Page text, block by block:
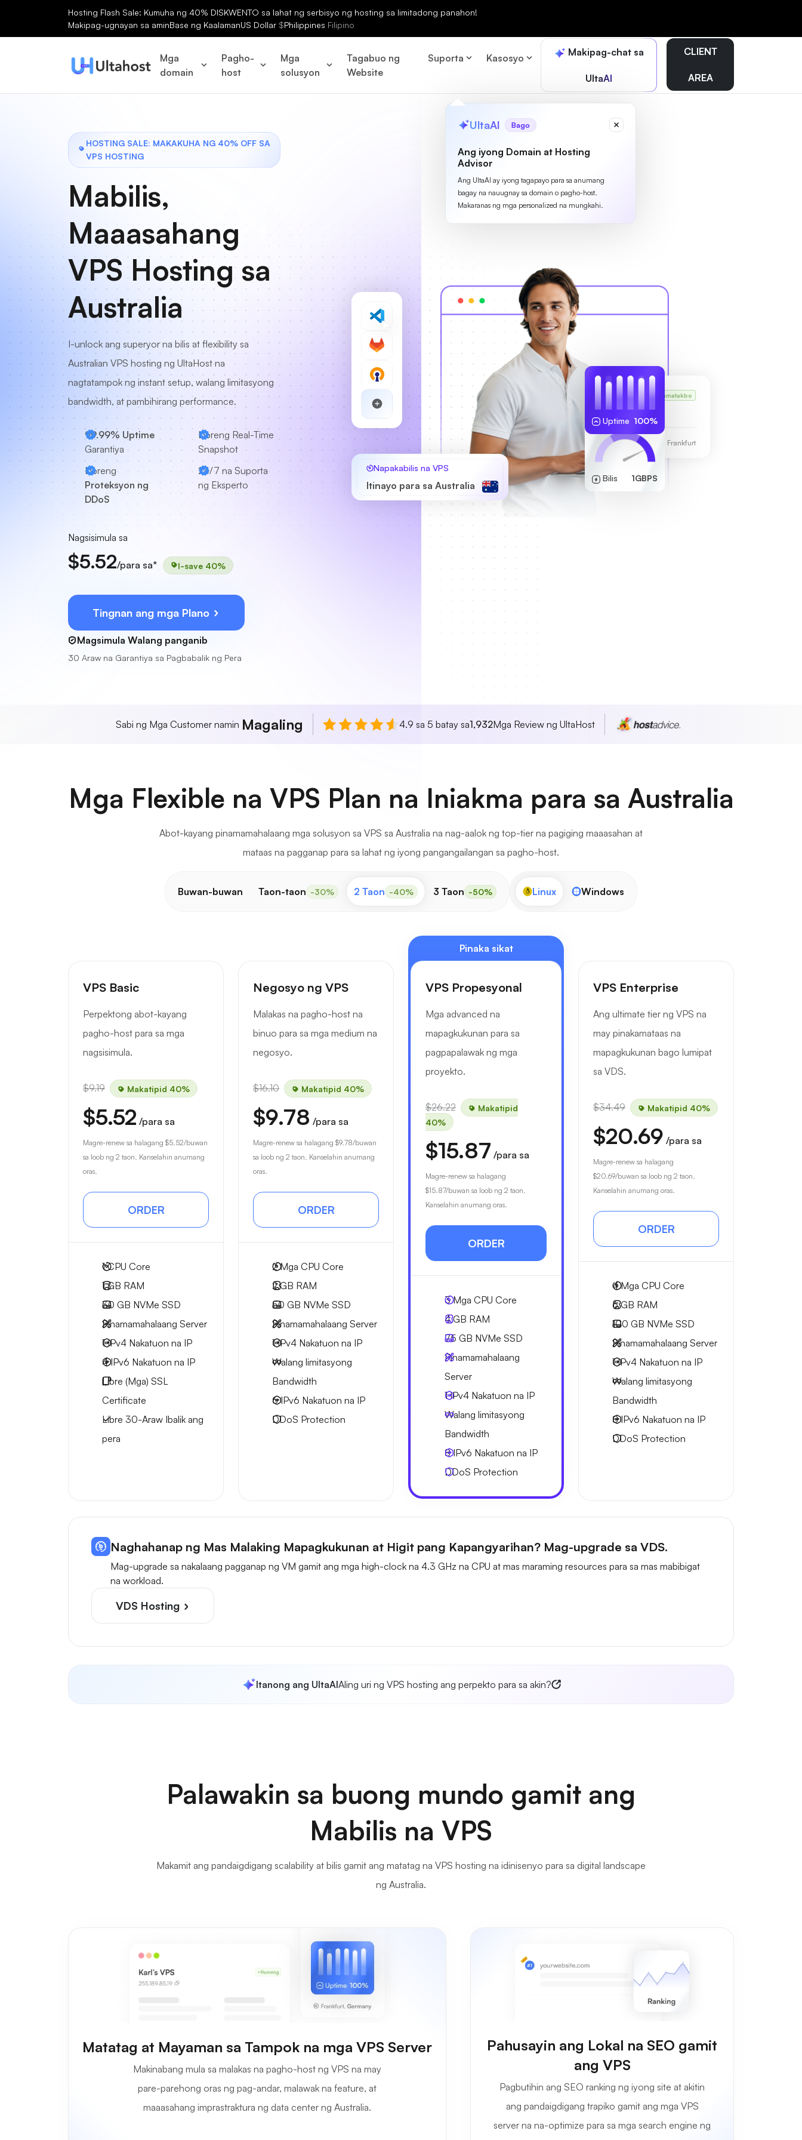
Hosting Flash Sale: Kumuha ng 40% DISKWENTO sa lahat ng serbisyo ng hosting sa limitadong panahon!
Makipag-ugnayan sa aminBase ng KaalamanUS Dollar $Philippines Filipino
Mga
domain
Pagho-
host
Mga
solusyon
Tagabuo ng
Website
Suporta Kasosyo Makipag-chat sa
UltaAI
UltaAI Bago
Ang iyong Domain at Hosting
Advisor
Ang UltaAI ay iyong tagapayo para sa anumang
bagay na nauugnay sa domain o pagho-host.
Makaranas ng mga personalized na mungkahi.
CLIENT
AREA
HOSTING SALE: MAKAKUHA NG 40% OFF SA
VPS HOSTING
Mabilis,
Maaasahang
VPS Hosting sa
Australia
I-unlock ang superyor na bilis at flexibility sa
Australian VPS hosting ng UltaHost na
nagtatampok ng instant setup, walang limitasyong
bandwidth, at pambihirang performance.
99.99% Uptime
Garantiya
Libreng Real-Time
Snapshot
Libreng
Proteksyon ng
DDoS
24/7 na Suporta
ng Eksperto
Nagsisimula sa
$5.52/para sa* I-save 40%
Tingnan ang mga Plano
Magsimula Walang panganib
30 Araw na Garantiya sa Pagbabalik ng Pera
VPS ni Karl Tumatakbo
255.189.85.19
Sentro ng Data ng Frankfurt
Bilis 1GBPS
Uptime 100%
Napakabilis na VPS
Itinayo para sa Australia
Sabi ng Mga Customer namin Magaling 4.9 sa 5 batay sa1,932Mga Review ng UltaHost
Mga Flexible na VPS Plan na Iniakma para sa Australia
Abot-kayang pinamamahalaang mga solusyon sa VPS sa Australia na nag-aalok ng top-tier na pagiging maaasahan at
mataas na pagganap para sa lahat ng iyong pangangailangan sa pagho-host.
Buwan-buwan Taon-taon -30% 2 Taon -40% 3 Taon -50% Linux Windows
VPS Basic
Perpektong abot-kayang
pagho-host para sa mga
nagsisimula.
$9.19 Makatipid 40%
$5.52 /para sa
Magre-renew sa halagang $5.52/buwan
sa loob ng 2 taon. Kanselahin anumang
oras.
ORDER
1CPU Core
1 GB RAM
30 GB NVMe SSD
Pinamamahalaang Server
1 IPv4 Nakatuon na IP
4 IPv6 Nakatuon na IP
Libre (Mga) SSL
Certificate
Libre 30-Araw Ibalik ang
pera
Negosyo ng VPS
Malakas na pagho-host na
binuo para sa mga medium na
negosyo.
$16.10 Makatipid 40%
$9.78 /para sa
Magre-renew sa halagang $9.78/buwan
sa loob ng 2 taon. Kanselahin anumang
oras.
ORDER
2Mga CPU Core
2 GB RAM
50 GB NVMe SSD
Pinamamahalaang Server
1 IPv4 Nakatuon na IP
Walang limitasyong
Bandwidth
6 IPv6 Nakatuon na IP
DDoS Protection
Pinaka sikat
VPS Propesyonal
Mga advanced na
mapagkukunan para sa
pagpapalawak ng mga
proyekto.
$26.22
Makatipid
40%
$15.87 /para sa
Magre-renew sa halagang
$15.87/buwan sa loob ng 2 taon.
Kanselahin anumang oras.
ORDER
3Mga CPU Core
4 GB RAM
75 GB NVMe SSD
Pinamamahalaang
Server
1 IPv4 Nakatuon na IP
Walang limitasyong
Bandwidth
8 IPv6 Nakatuon na IP
DDoS Protection
VPS Enterprise
Ang ultimate tier ng VPS na
may pinakamataas na
mapagkukunan bago lumipat
sa VDS.
$34.49 Makatipid 40%
$20.69 /para sa
Magre-renew sa halagang
$20.69/buwan sa loob ng 2 taon.
Kanselahin anumang oras.
ORDER
4Mga CPU Core
6 GB RAM
100 GB NVMe SSD
Pinamamahalaang Server
1 IPv4 Nakatuon na IP
Walang limitasyong
Bandwidth
8 IPv6 Nakatuon na IP
DDoS Protection
Naghahanap ng Mas Malaking Mapagkukunan at Higit pang Kapangyarihan? Mag-upgrade sa VDS.
Mag-upgrade sa nakalaang pagganap ng VM gamit ang mga high-clock na 4.3 GHz na CPU at mas maraming resources para sa mas mabibigat
na workload.
VDS Hosting
Itanong ang UltaAIAling uri ng VPS hosting ang perpekto para sa akin?
Palawakin sa buong mundo gamit ang
Mabilis na VPS
Makamit ang pandaigdigang scalability at bilis gamit ang matatag na VPS hosting na idinisenyo para sa digital landscape
ng Australia.
Matatag at Mayaman sa Tampok na mga VPS Server
Makinabang mula sa malakas na pagho-host ng VPS na may
pare-parehong oras ng pag-andar, malawak na feature, at
maaasahang imprastraktura ng data center ng Australia.
Pahusayin ang Lokal na SEO gamit
ang VPS
Pagbutihin ang SEO ranking ng iyong site at akitin
ang pandaigdigang trapiko gamit ang mga VPS
server na na-optimize para sa mga search engine ng